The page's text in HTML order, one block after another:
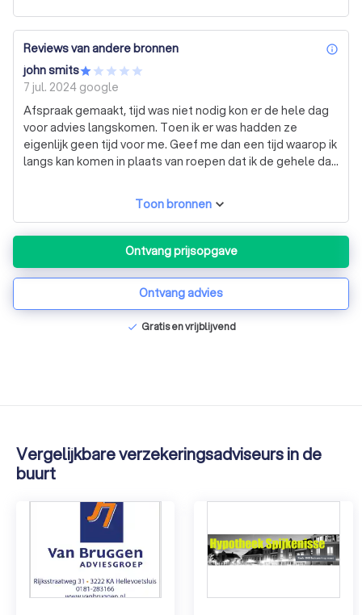
Reviews van andere bronnen
john smits
7 jul. 2024 google
Afspraak gemaakt, tijd was niet nodig kon er de hele dag
voor advies langskomen. Toen ik er was hadden ze
eigenlijk geen tijd voor me. Geef me dan een tijd waarop ik
langs kan komen in plaats van roepen dat ik de gehele dag
waarom ik advies nodig had, en diegene die wel wist waar
ik voor kwam was te druk op mij te woord te staan. Met
Toon bronnen
Ontvang prijsopgave
Ontvang advies
check Gratis en vrijblijvend
Vergelijkbare verzekeringsadviseurs in de
buurt